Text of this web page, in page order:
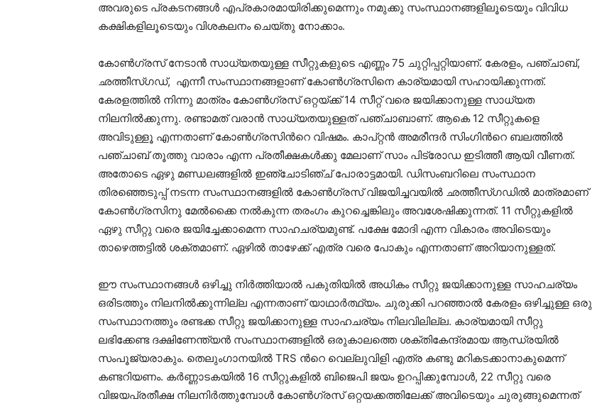
അവരുടെ പ്രകടനങ്ങള്‍ എപ്രകാരമായിരിക്കുമെന്നും നമുക്കു സംസ്ഥാനങ്ങളിലൂടെയും വിവിധ
കക്ഷികളിലൂടെയും വിശകലനം ചെയ്തു നോക്കാം.
കോണ്‍ഗ്രസ് നേടാന്‍ സാധ്യതയുള്ള സീറ്റുകളുടെ എണ്ണം 75 ചുറ്റിപ്പറ്റിയാണ്. കേരളം, പഞ്ചാബ്,
ഛത്തീസ്ഗഡ്, എന്നീ സംസ്ഥാനങ്ങളാണ് കോണ്‍ഗ്രസിനെ കാര്യമായി സഹായിക്കുന്നത്.
കേരളത്തില്‍ നിന്നു മാത്രം കോണ്‍ഗ്രസ് ഒറ്റയ്ക്ക് 14 സീറ്റ് വരെ ജയിക്കാനുള്ള സാധ്യത
നിലനില്‍ക്കുന്നു. രണ്ടാമത് വരാന്‍ സാധ്യതയുള്ളത് പഞ്ചാബാണ്. ആകെ 12 സീറ്റുകളെ
അവിടുള്ളൂ എന്നതാണ് കോണ്‍ഗ്രസിന്‍റെ വിഷമം. കാപ്റ്റന്‍ അമരീന്ദര്‍ സിംഗിന്‍റെ ബലത്തില്‍
പഞ്ചാബ് തൂത്തു വാരാം എന്ന പ്രതീക്ഷകള്‍ക്കു മേലാണ് സാം പിട്രോഡ ഇടിത്തീ ആയി വീണത്.
അതോടെ ഏഴു മണ്ഡലങ്ങളില്‍ ഇഞ്ചോടിഞ്ച് പോരാട്ടമായി. ഡിസംബറിലെ സംസ്ഥാന
തിരഞ്ഞെടുപ്പ് നടന്ന സംസ്ഥാനങ്ങളില്‍ കോണ്‍ഗ്രസ് വിജയിച്ചവയില്‍ ഛത്തീസ്ഗഡില്‍ മാത്രമാണ്
കോണ്‍ഗ്രസിനു മേല്‍ക്കൈ നല്‍കുന്ന തരംഗം കുറച്ചെങ്കിലും അവശേഷിക്കുന്നത്. 11 സീറ്റുകളില്‍
ഏഴു സീറ്റു വരെ ജയിച്ചേക്കാമെന്ന സാഹചര്യമുണ്ട്. പക്ഷേ മോദി എന്ന വികാരം അവിടെയും
താഴെത്തട്ടില്‍ ശക്തമാണ്. ഏഴില്‍ താഴേക്ക് എത്ര വരെ പോകും എന്നതാണ് അറിയാനുള്ളത്.
ഈ സംസ്ഥാനങ്ങള്‍ ഒഴിച്ചു നിര്‍ത്തിയാല്‍ പകുതിയില്‍ അധികം സീറ്റു ജയിക്കാനുള്ള സാഹചര്യം
ഒരിടത്തും നിലനില്‍ക്കുന്നില്ല എന്നതാണ് യാഥാര്‍ത്ഥ്യം. ചുരുക്കി പറഞ്ഞാല്‍ കേരളം ഒഴിച്ചുള്ള ഒരു
സംസ്ഥാനത്തും രണ്ടക്ക സീറ്റു ജയിക്കാനുള്ള സാഹചര്യം നിലവിലില്ല. കാര്യമായി സീറ്റു
ലഭിക്കേണ്ട ദക്ഷിണേന്ത്യന്‍ സംസ്ഥാനങ്ങളില്‍ ഒരുകാലത്തെ ശക്തികേന്ദ്രമായ ആന്ധ്രയില്‍
സംപൂജ്യരാകും. തെലുംഗാനയില്‍ TRS ന്‍റെ വെല്ലുവിളി എത്ര കണ്ടു മറികടക്കാനാകുമെന്ന്
കണ്ടറിയണം. കര്‍ണ്ണാടകയില്‍ 16 സീറ്റുകളില്‍ ബിജെപി ജയം ഉറപ്പിക്കുമ്പോൾ, 22 സീറ്റു വരെ
വിജയപ്രതീക്ഷ നിലനിര്‍ത്തുമ്പോൾ കോണ്‍ഗ്രസ് ഒറ്റയക്കത്തിലേക്ക് അവിടെയും ചുരുങ്ങുമെന്നത്